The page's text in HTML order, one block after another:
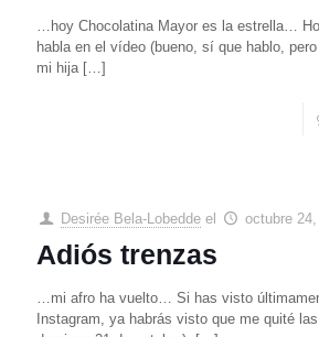
…hoy Chocolatina Mayor es la estrella…
habla en el vídeo (bueno, sí que hablo,
mi hija[…]
Desirée Bela-Lobedde el octubre
Adiós trenzas
…mi afro ha vuelto… Si has visto
Instagram, ya habrás visto que me quité